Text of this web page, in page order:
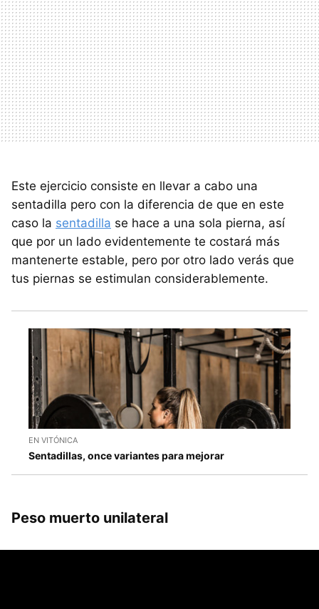
Este ejercicio consiste en llevar a cabo una
sentadilla pero con la diferencia de que en este
caso la sentadilla se hace a una sola pierna, así
que por un lado evidentemente te costará más
mantenerte estable, pero por otro lado verás que
tus piernas se estimulan considerablemente.
EN VITÓNICA
Sentadillas, once variantes para mejorar
Peso muerto unilateral